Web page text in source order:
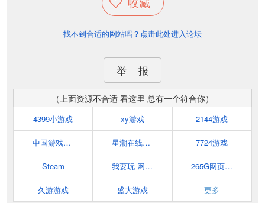
找不到合适的网站吗？点击此处进入论坛
举 报
（上面资源不合适 看这里 总有一个符合你）
4399小游戏 xy游戏 2144游戏
中国游戏中心 星潮在线网页游戏平台 7724游戏
Steam 我要玩-网页游戏平台 265G网页游戏
久游游戏 盛大游戏 更多